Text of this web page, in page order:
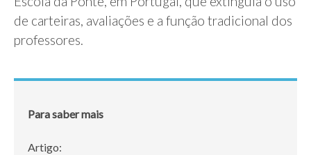
de carteiras, avaliações e a função tradicional dos
professores.
Para saber mais
Artigo: